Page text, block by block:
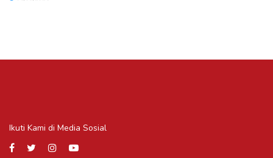
Ikuti Kami di Media Sosial